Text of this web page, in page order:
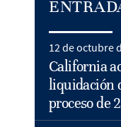
12 de octubre
California
liquidación
proceso de